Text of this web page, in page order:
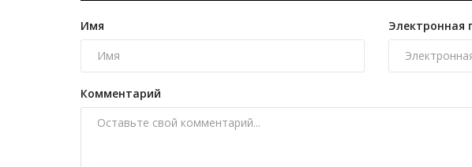
Имя Электронная
Комментарий